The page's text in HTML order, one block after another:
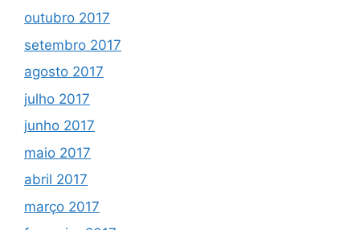
outubro 2017
setembro 2017
agosto 2017
julho 2017
junho 2017
maio 2017
abril 2017
março 2017